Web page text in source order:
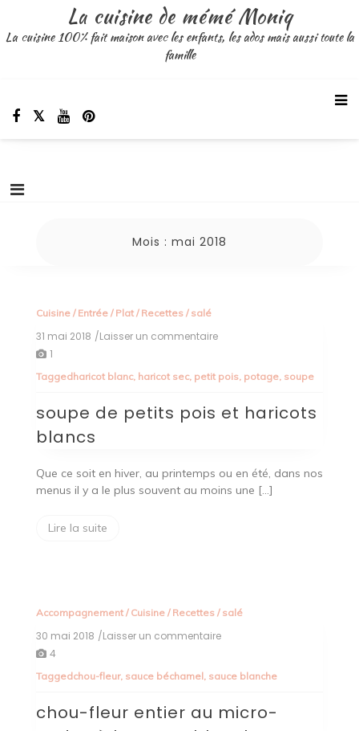
contenu
La cuisine de mémé Moniq
La cuisine 100% fait maison avec les enfants, les ados mais aussi toute la
famille
Mois : mai 2018
Cuisine/ Entrée/ Plat/ Recettes/ salé
31 mai 2018 /Laisser un commentaireon
petits
et
haricots
1
Taggedharicot blanc, haricot sec, petit pois, potage, soupe
soupe de petits pois et haricots
blancs
Que ce soit en hiver, au printemps ou en été, dans nos
menus il y a le plus souvent au moins une […]
Lire la suite
Accompagnement/ Cuisine/ Recettes/ salé
30 mai 2018 /Laisser un commentaireon
entier
micro-
ondes
4
Taggedchou-fleur, sauce béchamel, sauce blanche
chou-fleur entier au micro-